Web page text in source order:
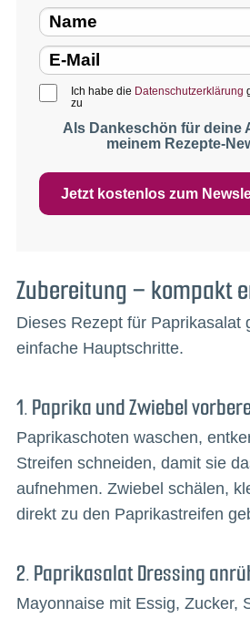
Ich habe die Datenschutzerklärung
zu
Als Dankeschön für deine
meinem Rezepte-
Jetzt kostenlos zum
Zubereitung – kompakt
Dieses Rezept für Paprikasalat
einfache Hauptschritte.
1. Paprika und Zwiebel
Paprikaschoten waschen,
Streifen schneiden, damit sie
aufnehmen. Zwiebel schälen,
direkt zu den Paprikastreifen
2. Paprikasalat Dressing
Mayonnaise mit Essig, Zucker,